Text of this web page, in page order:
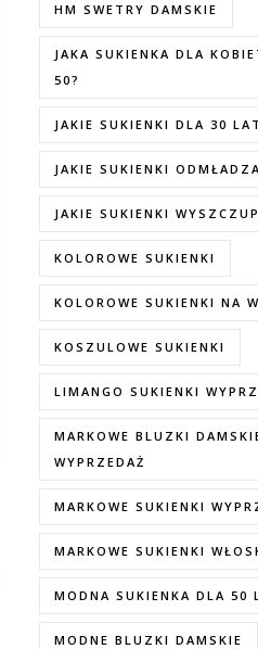
HM SWETRY DAMSKIE
JAKA SUKIENKA DLA
50?
JAKIE SUKIENKI DLA 30
JAKIE SUKIENKI
JAKIE SUKIENKI
KOLOROWE SUKIENKI
KOLOROWE SUKIENKI NA
KOSZULOWE SUKIENKI
LIMANGO SUKIENKI
MARKOWE BLUZKI
WYPRZEDAŻ
MARKOWE SUKIENKI
MARKOWE SUKIENKI
MODNA SUKIENKA DLA 50
MODNE BLUZKI DAMSKIE